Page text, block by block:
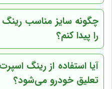
چگونه سایز مناسب
را پیدا کنم؟
آیا استفاده از رینگ
تعلیق خودرو می‌شود؟